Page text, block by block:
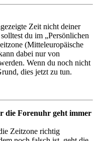
Zeit nicht deiner
du im „Persönlichen
(Mitteleuropäische
dabei nur von
Wenn du noch nicht
dies jetzt zu tun.
die Forenuhr geht immer
Zeitzone richtig